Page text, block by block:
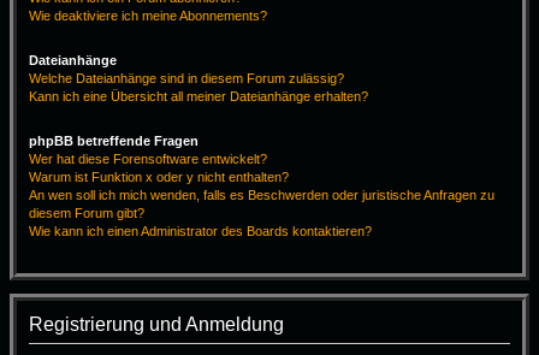
Wie deaktiviere ich meine Abonnements?
Dateianhänge
Welche Dateianhänge sind in diesem Forum zulässig?
Kann ich eine Übersicht all meiner Dateianhänge erhalten?
phpBB betreffende Fragen
Wer hat diese Forensoftware entwickelt?
Warum ist Funktion x oder y nicht enthalten?
An wen soll ich mich wenden, falls es Beschwerden oder juristische Anfragen zu
diesem Forum gibt?
Wie kann ich einen Administrator des Boards kontaktieren?
Registrierung und Anmeldung